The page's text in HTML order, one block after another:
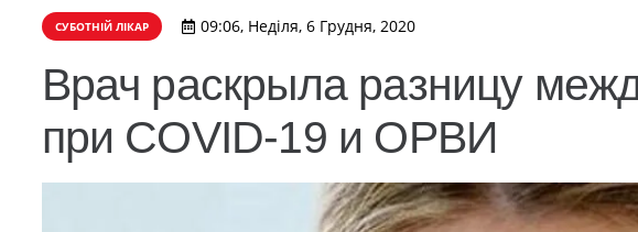
СУБОТНІЙ ЛІКАР 09:06, Неділя, 6 Грудня, 2020
Врач раскрыла разницу
при COVID-19 и ОРВИ